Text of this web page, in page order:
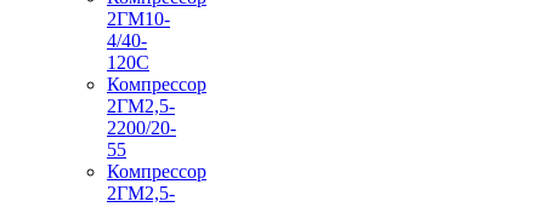
2ГМ10-
4/40-
120С
Компрессор
2ГМ2,5-
2200/20-
55
Компрессор
2ГМ2,5-